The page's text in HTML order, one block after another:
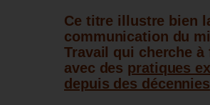
Ce titre illustre bien
communication du
Travail qui cherche à
avec des pratiques
depuis des décennies